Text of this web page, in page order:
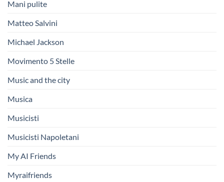
Mani pulite
Matteo Salvini
Michael Jackson
Movimento 5 Stelle
Music and the city
Musica
Musicisti
Musicisti Napoletani
My AI Friends
Myraifriends